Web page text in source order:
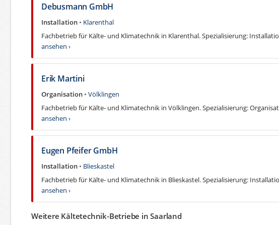
Debusmann GmbH
Installation • Klarenthal
Fachbetrieb für Kälte- und Klimatechnik in Klarenthal. Spezialisierung:
ansehen ›
Erik Martini
Organisation • Völklingen
Fachbetrieb für Kälte- und Klimatechnik in Völklingen. Spezialisierung:
ansehen ›
Eugen Pfeifer GmbH
Installation • Blieskastel
Fachbetrieb für Kälte- und Klimatechnik in Blieskastel. Spezialisierung:
ansehen ›
Weitere Kältetechnik-Betriebe in Saarland